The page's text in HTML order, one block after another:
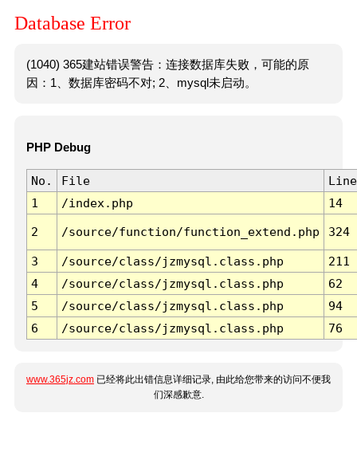
Database Error
(1040) 365建站错误警告：连接数据库失败，可能的原
因：1、数据库密码不对; 2、mysql未启动。
PHP Debug
No. File
Line
1
/index.php 14
2 /source/function/function_extend.php 324
3 /source/class/jzmysql.class.php
211
4
/source/class/jzmysql.class.php
62
5
/source/class/jzmysql.class.php
94
6
/source/class/jzmysql.class.php 76
www.365jz.com 已经将此出错信息详细记录, 由此给您带来的访问不便我
们深感歉意.